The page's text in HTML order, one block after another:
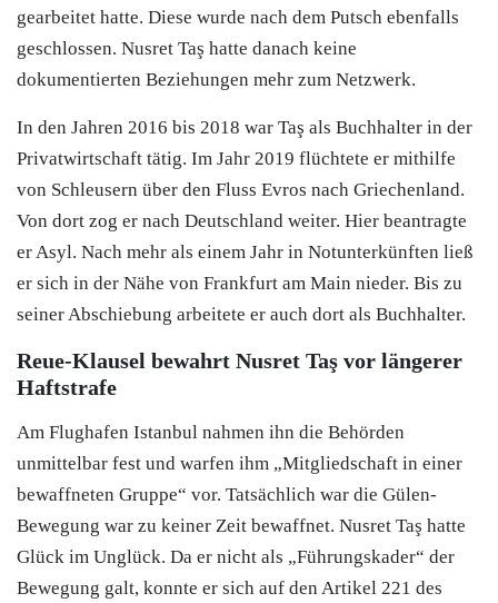
gearbeitet hatte. Diese wurde nach dem Putsch ebenfalls
geschlossen. Nusret Taş hatte danach keine
dokumentierten Beziehungen mehr zum Netzwerk.
In den Jahren 2016 bis 2018 war Taş als Buchhalter in der
Privatwirtschaft tätig. Im Jahr 2019 flüchtete er mithilfe
von Schleusern über den Fluss Evros nach Griechenland.
Von dort zog er nach Deutschland weiter. Hier beantragte
er Asyl. Nach mehr als einem Jahr in Notunterkünften ließ
er sich in der Nähe von Frankfurt am Main nieder. Bis zu
seiner Abschiebung arbeitete er auch dort als Buchhalter.
Reue-Klausel bewahrt Nusret Taş vor längerer
Haftstrafe
Am Flughafen Istanbul nahmen ihn die Behörden
unmittelbar fest und warfen ihm „Mitgliedschaft in einer
bewaffneten Gruppe“ vor. Tatsächlich war die Gülen-
Bewegung war zu keiner Zeit bewaffnet. Nusret Taş hatte
Glück im Unglück. Da er nicht als „Führungskader“ der
Bewegung galt, konnte er sich auf den Artikel 221 des